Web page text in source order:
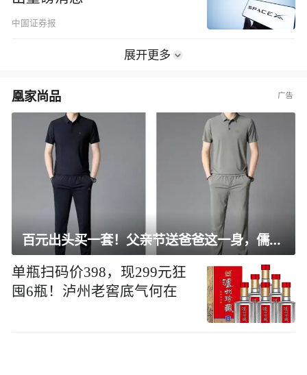
中国证券报
展开更多
凰家尚品
百元出头买一套！父亲节送爸爸这一身，儒雅有型还凉爽
单瓶扫码价398，现299元狂
囤6瓶！泸州老窖底气何在